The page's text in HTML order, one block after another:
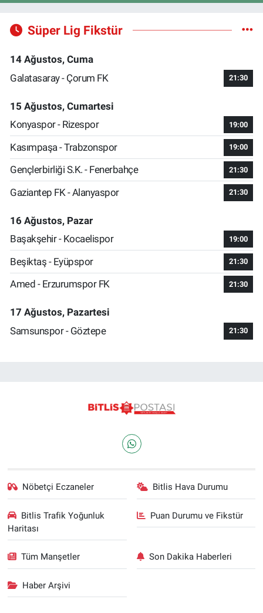
Süper Lig Fikstür
14 Ağustos, Cuma
Galatasaray - Çorum FK
21:30
15 Ağustos, Cumartesi
Konyaspor - Rizespor
19:00
Kasımpaşa - Trabzonspor 19:00
Gençlerbirliği S.K. - Fenerbahçe 21:30
Gaziantep FK - Alanyaspor 21:30
16 Ağustos, Pazar
Başakşehir - Kocaelispor
19:00
Beşiktaş - Eyüpspor 21:30
Amed - Erzurumspor FK 21:30
17 Ağustos, Pazartesi
Samsunspor - Göztepe
21:30
Nöbetçi Eczaneler Bitlis Hava Durumu
Bitlis Trafik Yoğunluk
Haritası
Puan Durumu ve Fikstür
Tüm Manşetler Son Dakika Haberleri
Haber Arşivi